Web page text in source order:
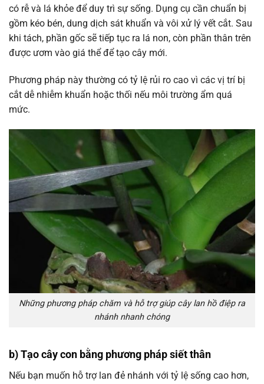
có rễ và lá khỏe để duy trì sự sống. Dụng cụ cần chuẩn bị
gồm kéo bén, dung dịch sát khuẩn và vôi xử lý vết cắt. Sau
khi tách, phần gốc sẽ tiếp tục ra lá non, còn phần thân trên
được ươm vào giá thể để tạo cây mới.
Phương pháp này thường có tỷ lệ rủi ro cao vì các vị trí bị
cắt dễ nhiễm khuẩn hoặc thối nếu môi trường ẩm quá
mức.
Những phương pháp chăm và hỗ trợ giúp cây lan hồ điệp ra
nhánh nhanh chóng
b) Tạo cây con bằng phương pháp siết thân
Nếu bạn muốn hỗ trợ lan đẻ nhánh với tỷ lệ sống cao hơn,